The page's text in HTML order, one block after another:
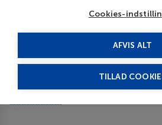
Cookies-
AFVIS ALT
TILLAD
South Iceland
Icelandair Hotel